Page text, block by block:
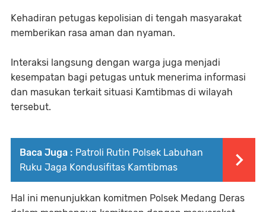
Kehadiran petugas kepolisian di tengah masyarakat
memberikan rasa aman dan nyaman.
Interaksi langsung dengan warga juga menjadi
kesempatan bagi petugas untuk menerima informasi
dan masukan terkait situasi Kamtibmas di wilayah
tersebut.
Baca Juga : Patroli Rutin Polsek Labuhan
Ruku Jaga Kondusifitas Kamtibmas
Hal ini menunjukkan komitmen Polsek Medang Deras